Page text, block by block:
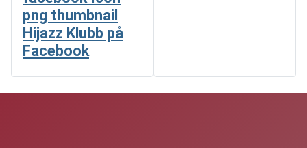
Hijazz Klubb på
Facebook